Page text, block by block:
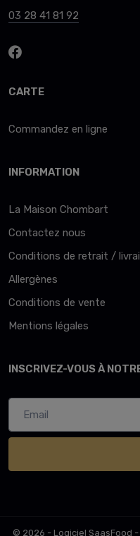
03 28 41 81 92
CARTE
Commandez en ligne
INFORMATION
La Maison Chombart
Contactez nous
Conditions de retrait /
Allergènes
Conditions de vente
Mentions légales
INSCRIVEZ-VOUS À
© 2026 - Logiciel SaasFood